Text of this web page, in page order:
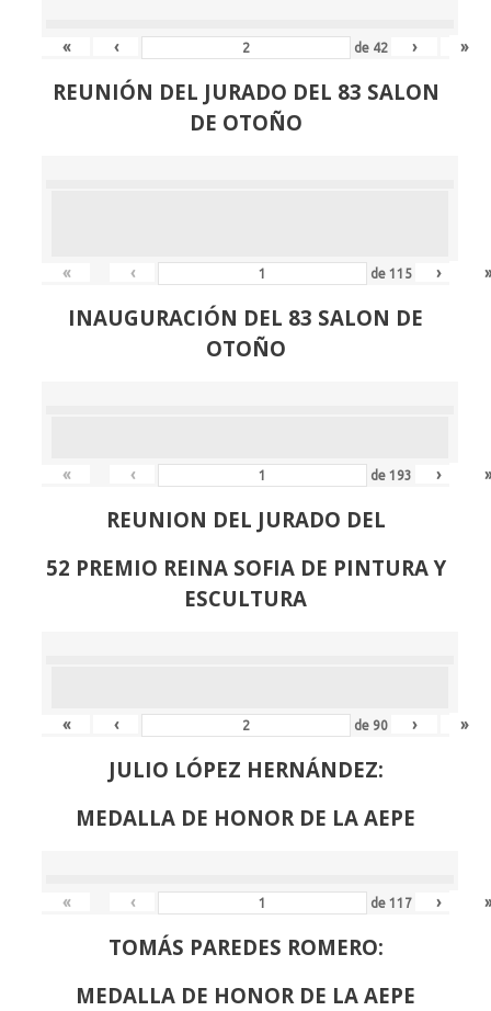
« ‹ de 42 › »
REUNIÓN DEL JURADO DEL 83 SALON
DE OTOÑO
« ‹ de115 ›
INAUGURACIÓN DEL 83 SALON DE
OTOÑO
« ‹ de193 ›
REUNION DEL JURADO DEL
52 PREMIO REINA SOFIA DE PINTURA Y
ESCULTURA
« ‹ de 90 › »
JULIO LÓPEZ HERNÁNDEZ:
MEDALLA DE HONOR DE LA AEPE
« ‹ de117 ›
TOMÁS PAREDES ROMERO:
MEDALLA DE HONOR DE LA AEPE